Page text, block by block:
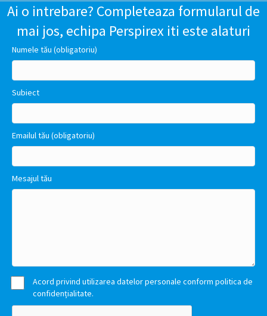
Ai o intrebare? Completeaza formularul de
mai jos, echipa Perspirex iti este alaturi
Numele tău (obligatoriu)
Subiect
Emailul tău (obligatoriu)
Mesajul tău
Acord privind utilizarea datelor personale conform politica de
confidențialitate.